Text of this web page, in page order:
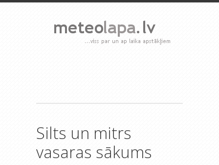
Silts un mitrs
vasaras sākums